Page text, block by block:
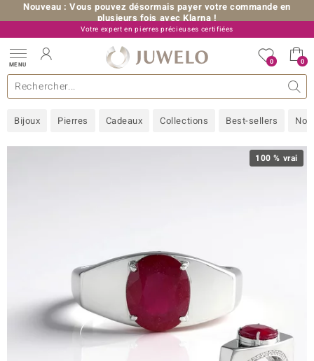
Nouveau : Vous pouvez désormais payer votre commande en
plusieurs fois avec Klarna !
Votre expert en pierres précieuses certifiées
+33 (0) 176 54 10 36
MENU 0 0
Bijoux Pierres Cadeaux Collections Best-sellers
bijoux Design Métal Précieux Taille de bague
précieuses Pierres préférées Pierres précieuses par couleur
collections
de A à Z Généralités Bon à savoir Nos conseils
Ventes-flash Juwelo
100 % vrai